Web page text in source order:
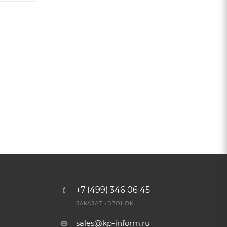
+7 (499) 346 06 45
ЗАКАЗАТЬ ЗВОНОК
sales@kp-inform.ru